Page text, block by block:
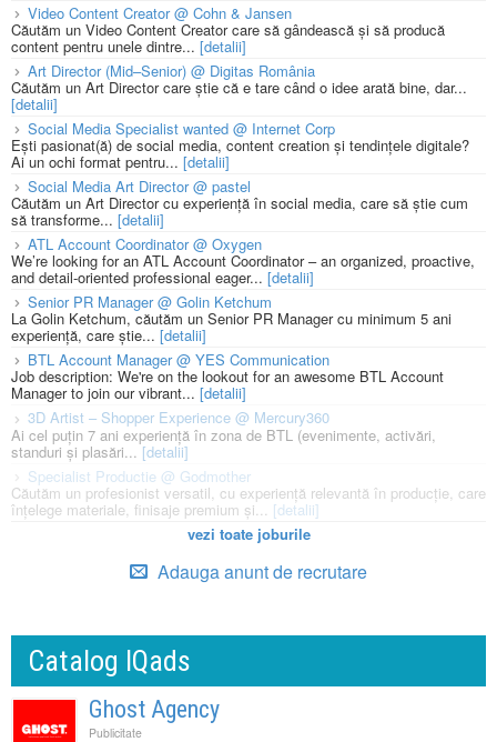
Video Content Creator @ Cohn & Jansen
Căutăm un Video Content Creator care să gândească și să producă
content pentru unele dintre... [detalii]
Art Director (Mid–Senior) @ Digitas România
Căutăm un Art Director care știe că e tare când o idee arată bine, dar...
[detalii]
Social Media Specialist wanted @ Internet Corp
Ești pasionat(ă) de social media, content creation și tendințele digitale?
Ai un ochi format pentru... [detalii]
Social Media Art Director @ pastel
Căutăm un Art Director cu experiență în social media, care să știe cum
să transforme... [detalii]
ATL Account Coordinator @ Oxygen
We’re looking for an ATL Account Coordinator – an organized, proactive,
and detail-oriented professional eager... [detalii]
Senior PR Manager @ Golin Ketchum
La Golin Ketchum, căutăm un Senior PR Manager cu minimum 5 ani
experiență, care știe... [detalii]
BTL Account Manager @ YES Communication
Job description: We're on the lookout for an awesome BTL Account
Manager to join our vibrant... [detalii]
3D Artist – Shopper Experience @ Mercury360
Ai cel puțin 7 ani experiență în zona de BTL (evenimente, activări,
standuri și plasări...[detalii]
Specialist Productie @ Godmother
Căutăm un profesionist versatil, cu experiență relevantă în producție, care
înțelege materiale, finisaje premium și... [detalii]
vezi toate joburile
Adauga anunt de recrutare
Catalog IQads
Ghost Agency
Publicitate